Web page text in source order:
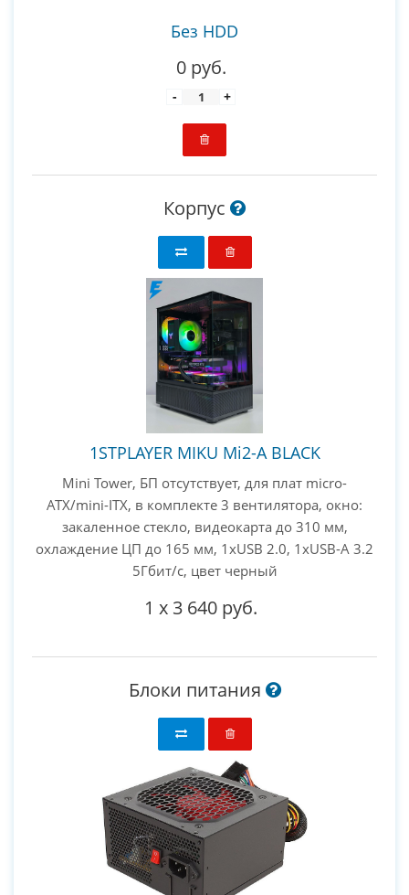
Без HDD
0 руб.
- +
Корпус
1STPLAYER MIKU Mi2-A BLACK
Mini Tower, БП отсутствует, для плат micro-
ATX/mini-ITX, в комплекте 3 вентилятора, окно:
закаленное стекло, видеокарта до 310 мм,
охлаждение ЦП до 165 мм, 1xUSB 2.0, 1xUSB-A 3.2
5Гбит/с, цвет черный
1 x 3 640 руб.
Блоки питания